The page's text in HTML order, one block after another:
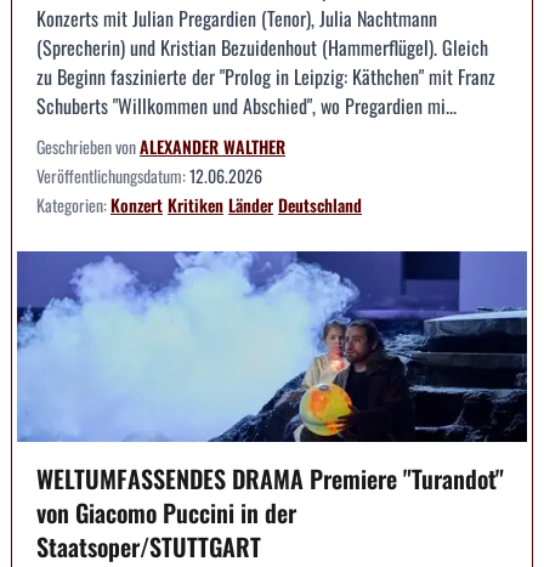
Konzerts mit Julian Pregardien (Tenor), Julia Nachtmann
(Sprecherin) und Kristian Bezuidenhout (Hammerflügel). Gleich
zu Beginn faszinierte der "Prolog in Leipzig: Käthchen" mit Franz
Schuberts "Willkommen und Abschied", wo Pregardien mi...
Geschrieben vonALEXANDER WALTHER
Veröffentlichungsdatum:12.06.2026
Kategorien:KonzertKritikenLänderDeutschland
WELTUMFASSENDES DRAMA Premiere "Turandot"
von Giacomo Puccini in der
Staatsoper/STUTTGART